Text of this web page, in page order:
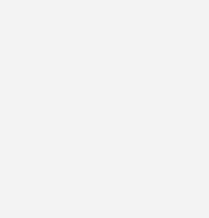
Zudem kann es dort, wo die Verfalzung
mittels Haftstreifen nach unten
Nackenteil der Verwahrung wird
Rückseite eingeschoben. Die langen
eine Quetschfalte und werden
geführt. Bei Bedarf kann der Schornstein
versehen werden. Jetzt wird das
mitsamt angekantetem Brustblech zwischen
eingeführt. Dann erfolgt die